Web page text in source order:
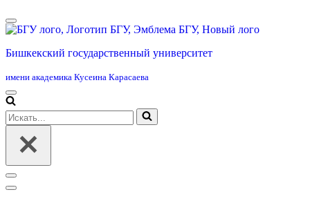
Бишкекский государственный университет
имени академика Кусеина Карасаева
Меню
навигации
Искать...
Меню
навигации